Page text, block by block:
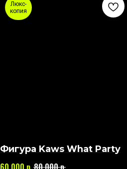
Люкс-
копия
Фигура Kaws What Party